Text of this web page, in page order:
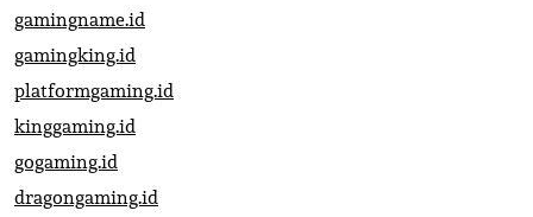
gamingname.id
gamingking.id
platformgaming.id
kinggaming.id
gogaming.id
dragongaming.id